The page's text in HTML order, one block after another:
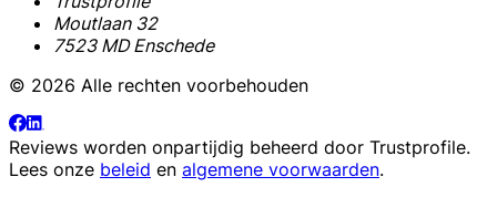
Moutlaan 32
7523 MD Enschede
© 2026 Alle rechten voorbehouden
Reviews worden onpartijdig beheerd door Trustprofile.
Lees onze beleid en algemene voorwaarden.